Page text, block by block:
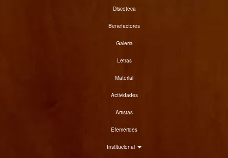
Discoteca
Benefactores
Galeria
Letras
Material
Actividades
Artistas
Efemérides
Institucional